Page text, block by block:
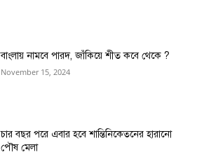
বাংলায় নামবে পারদ, জাঁকিয়ে শীত কবে থেকে ?
November 15, 2024
চার বছর পরে এবার হবে শান্তিনিকেতনের হারানো
পৌষ মেলা